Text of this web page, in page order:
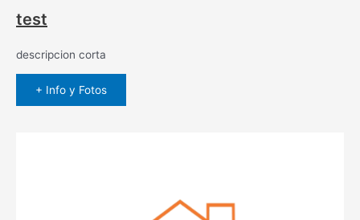
test
descripcion corta
+ Info y Fotos